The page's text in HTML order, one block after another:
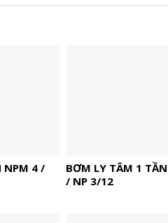
NPM 4 /
BƠM LY TÂM 1
/ NP 3/12